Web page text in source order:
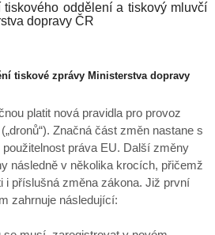
tiskového oddělení a tiskový mluvčí
dopravy ČR
tiskové zprávy Ministerstva dopravy
platit nová pravidla pro provoz
Značná část změn nastane s
práva EU. Další změny
následně v několika krocích, přičemž
i příslušná změna zákona. Již první
zahrnuje následující: